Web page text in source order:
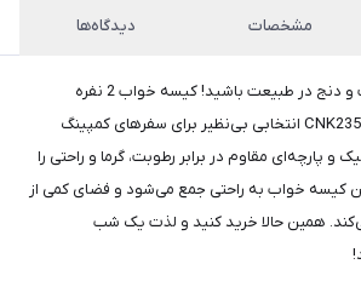
مشخصات دیدگاه‌ها
آماده تجربه یک شب راحت و دنج در طبیعت باشید! کیسه خواب 2 نفره
نیچرهایک مدل CNK2350WS019 انتخابی بی‌نظیر برای سفرهای کمپینگ
و پارچه‌ای مقاوم در برابر رطوبت، گرما و راحتی را
کیسه خواب به راحتی جمع می‌شود و فضای کمی از
همین حالا خرید کنید و لذت یک شب